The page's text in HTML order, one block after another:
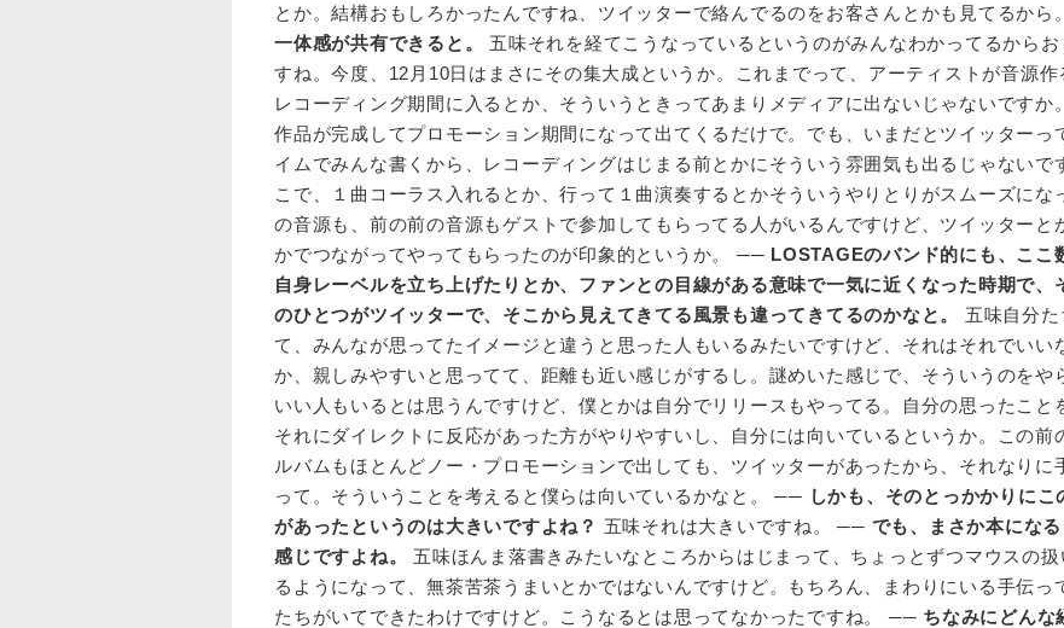
とか。結構おもしろかったんですね、ツイッターで絡んでるのをお客さんとかも見てるか
一体感が共有できると。
五味それを経てこうなっているというのがみんなわかってるから
すね。今度、12月10日はまさにその集大成というか。これまでって、アーティストが音源作
レコーディング期間に入るとか、そういうときってあまりメディアに出ないじゃないですか
作品が完成してプロモーション期間になって出てくるだけで。でも、いまだとツイッターっ
イムでみんな書くから、レコーディングはじまる前とかにそういう雰囲気も出るじゃない
こで、１曲コーラス入れるとか、行って１曲演奏するとかそういうやりとりがスムーズにな
の音源も、前の前の音源もゲストで参加してもらってる人がいるんですけど、ツイッターと
かでつながってやってもらったのが印象的というか。 ── LOSTAGEのバンド的にも、ここ
自身レーベルを立ち上げたりとか、ファンとの目線がある意味で一気に近くなった時期で、
のひとつがツイッターで、そこから見えてきてる風景も違ってきてるのかなと。
五味自分た
て、みんなが思ってたイメージと違うと思った人もいるみたいですけど、それはそれでいい
か、親しみやすいと思ってて、距離も近い感じがするし。謎めいた感じで、そういうのをや
いい人もいるとは思うんですけど、僕とかは自分でリリースもやってる。自分の思ったこと
それにダイレクトに反応があった方がやりやすいし、自分には向いているというか。この前
ルバムもほとんどノー・プロモーションで出しても、ツイッターがあったから、それなりに
って。そういうことを考えると僕らは向いているかなと。 ── しかも、そのとっかかりにこ
があったというのは大きいですよね？ 五味それは大きいですね。 ── でも、まさか本にな
感じですよね。
五味ほんま落書きみたいなところからはじまって、ちょっとずつマウスの
るようになって、無茶苦茶うまいとかではないんですけど。もちろん、まわりにいる手伝っ
たちがいてできたわけですけど。こうなるとは思ってなかったですね。 ── ちなみにどんな